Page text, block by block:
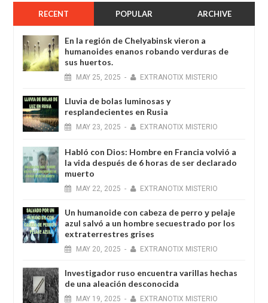
RECENT POPULAR ARCHIVE
En la región de Chelyabinsk vieron a
humanoides enanos robando verduras de
sus huertos.
MAY 25, 2025 - EXTRANOTIX MISTERIO
Lluvia de bolas luminosas y
resplandecientes en Rusia
MAY 23, 2025 - EXTRANOTIX MISTERIO
Habló con Dios: Hombre en Francia volvió a
la vida después de 6 horas de ser declarado
muerto
MAY 22, 2025 - EXTRANOTIX MISTERIO
Un humanoide con cabeza de perro у pelaje
azul salvó a un hombre secuestrado por los
extraterrestres grises
MAY 20, 2025 - EXTRANOTIX MISTERIO
Investigador ruso encuentra varillas hechas
de una aleación desconocida
MAY 19, 2025 - EXTRANOTIX MISTERIO